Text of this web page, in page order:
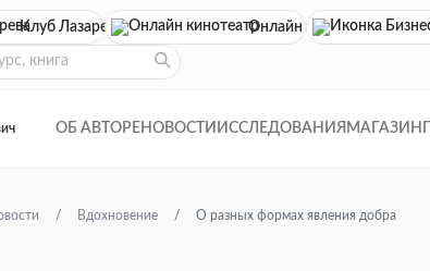
Клуб Лазарева Онлайн кинотеатр
ОБ АВТОРЕ НОВОСТИ ИССЛЕДОВАНИЯ МАГАЗИН
Вдохновение О разных формах явления добра